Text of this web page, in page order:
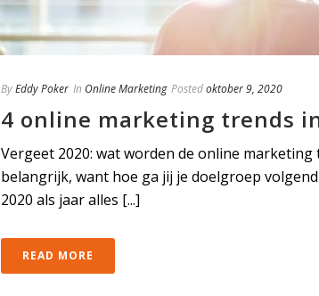
ByEddy Poker In Online Marketing Postedoktober 9, 2020
4 online marketing trends
Vergeet 2020: wat worden de online
belangrijk, want hoe ga jij je doelgroep
2020 als jaar alles [...]
READ MORE